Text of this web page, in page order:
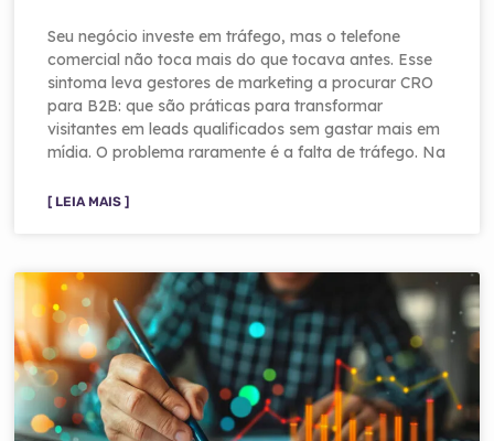
Seu negócio investe em tráfego, mas o telefone
comercial não toca mais do que tocava antes. Esse
sintoma leva gestores de marketing a procurar CRO
para B2B: que são práticas para transformar
visitantes em leads qualificados sem gastar mais em
mídia. O problema raramente é a falta de tráfego. Na
[ LEIA MAIS ]